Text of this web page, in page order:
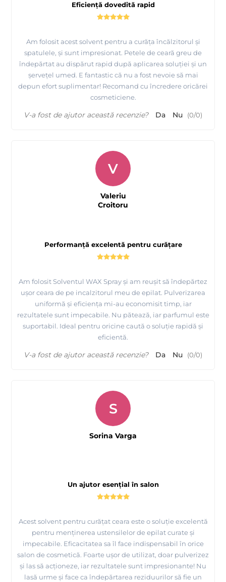
Eficiență dovedită rapid
Am folosit acest solvent pentru a curăța încălzitorul și
spatulele, și sunt impresionat. Petele de ceară greu de
îndepărtat au dispărut rapid după aplicarea soluției și un
șervețel umed. E fantastic că nu a fost nevoie să mai
depun efort suplimentar! Recomand cu încredere oricărei
cosmeticiene.
V-a fost de ajutor această recenzie? Da Nu (0/0)
Performanță excelentă pentru curățare
Am folosit Solventul WAX Spray și am reușit să îndepărtez
ușor ceara de pe incalzitorul meu de epilat. Pulverizarea
uniformă și eficiența mi-au economisit timp, iar
rezultatele sunt impecabile. Nu pătează, iar parfumul este
suportabil. Ideal pentru oricine caută o soluție rapidă și
eficientă.
V
Valeriu
Croitoru
V-a fost de ajutor această recenzie? Da Nu (0/0)
Un ajutor esențial în salon
Acest solvent pentru curățat ceara este o soluție excelentă
pentru menținerea ustensilelor de epilat curate și
impecabile. Eficacitatea sa îl face indispensabil în orice
salon de cosmetică. Foarte ușor de utilizat, doar pulverizez
și las să acționeze, iar rezultatele sunt impresionante! Nu
lasă urme și face ca îndepărtarea reziduurilor să fie un
S
Sorina Varga